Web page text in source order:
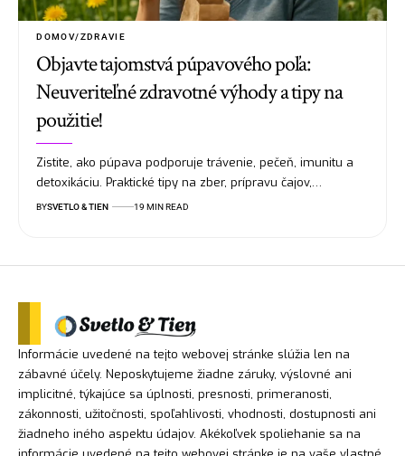
DOMOV/ZDRAVIE
Objavte tajomstvá púpavového poľa:
Neuveriteľné zdravotné výhody a tipy na
použitie!
Zistite, ako púpava podporuje trávenie, pečeň, imunitu a
detoxikáciu. Praktické tipy na zber, prípravu čajov,…
BYSVETLO & TIEN 19 MIN READ
Informácie uvedené na tejto webovej stránke slúžia len na
zábavné účely. Neposkytujeme žiadne záruky, výslovné ani
implicitné, týkajúce sa úplnosti, presnosti, primeranosti,
zákonnosti, užitočnosti, spoľahlivosti, vhodnosti, dostupnosti ani
žiadneho iného aspektu údajov. Akékoľvek spoliehanie sa na